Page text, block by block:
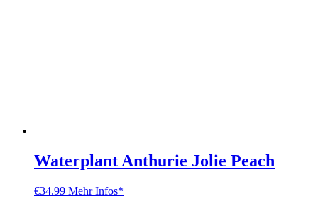
Waterplant Anthurie Jolie Peach
€34.99 Mehr Infos*